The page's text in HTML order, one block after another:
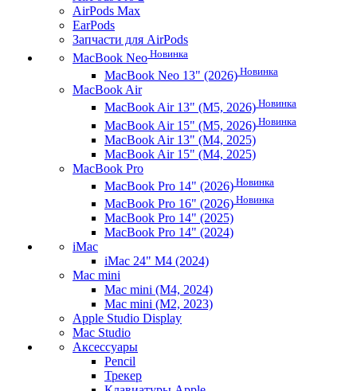
AirPods Max
EarPods
Запчасти для AirPods
MacBook Neo Новинка
MacBook Neo 13" (2026) Новинка
MacBook Air
MacBook Air 13" (M5, 2026) Новинка
MacBook Air 15" (M5, 2026) Новинка
MacBook Air 13" (M4, 2025)
MacBook Air 15" (M4, 2025)
MacBook Pro
MacBook Pro 14" (2026) Новинка
MacBook Pro 16" (2026) Новинка
MacBook Pro 14" (2025)
MacBook Pro 14" (2024)
iMac
iMac 24" M4 (2024)
Mac mini
Mac mini (M4, 2024)
Mac mini (M2, 2023)
Apple Studio Display
Mac Studio
Аксессуары
Pencil
Трекер